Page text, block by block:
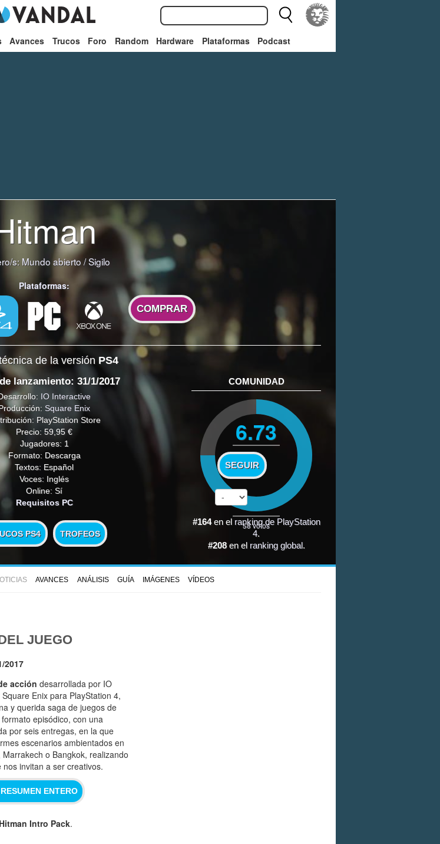
Avances Trucos Foro Random Hardware Plataformas Podcast
s: Mundo abierto /Sigilo
Plataformas:
COMPRAR
de la versión PS4
lanzamiento: 31/1/2017
IO Interactive
Square Enix
PlayStation Store
Precio: 59,95 €
Jugadores: 1
Formato: Descarga
Textos: Español
Voces: Inglés
Online: Sí
Requisitos PC
PS4 TROFEOS
COMUNIDAD
6.73
SEGUIR
58votos
#164en el ranking de PlayStation
4.
#208en el ranking global.
AVANCES ANÁLISIS GUÍA IMÁGENES VÍDEOS
JUEGO
2017
acción desarrollada por IO
Enix para PlayStation 4,
y querida saga de juegos de
episódico, con una
por seis entregas, en la que
escenarios ambientados en
o Bangkok, realizando
invitan a ser creativos.
ENTERO
Hitman Intro Pack.